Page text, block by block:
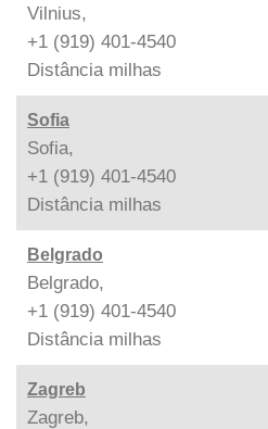
Vilnius,
+1 (919) 401-4540
Distância milhas
Sofia
Sofia,
+1 (919) 401-4540
Distância milhas
Belgrado
Belgrado,
+1 (919) 401-4540
Distância milhas
Zagreb
Zagreb,